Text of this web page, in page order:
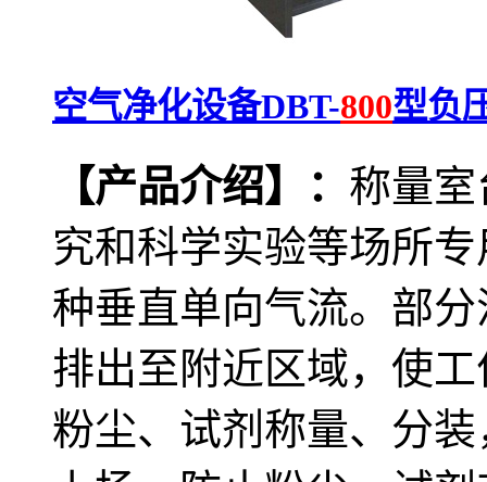
空气净化设备DBT-800型负
【产品介绍】： 称量
究和科学实验等场所
种垂直单向气流。部
排出至附近区域，使
粉尘、试剂称量、分